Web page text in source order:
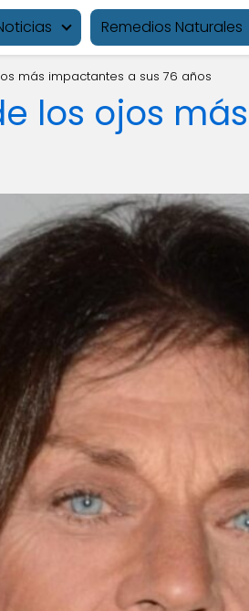
Remedios Naturales
más impactantes a sus 76 años
los ojos